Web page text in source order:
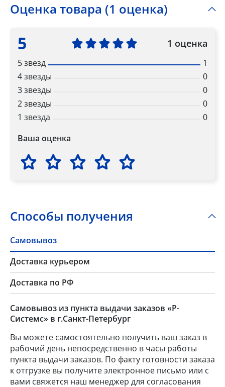
Оценка товара (1 оценка)
5 1 оценка
5 звезд
1
4 звезды
0
3 звезды
0
2 звезды
0
1 звезда
0
Ваша оценка
Способы получения
Самовывоз
Доставка курьером
Доставка по РФ
Самовывоз из пункта выдачи заказов «Р-
Системс» в г.Санкт-Петербург
Вы можете самостоятельно получить ваш заказ в
рабочий день непосредственно в часы работы
пункта выдачи заказов. По факту готовности заказа
к отгрузке вы получите электронное письмо или с
вами свяжется наш менеджер для согласования